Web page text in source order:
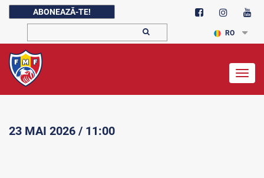
ABONEAZĂ-TE!
RO
23 MAI 2026 / 11:00